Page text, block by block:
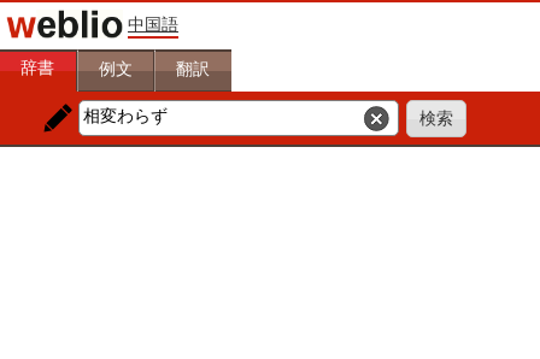
中国語
辞書 例文 翻訳